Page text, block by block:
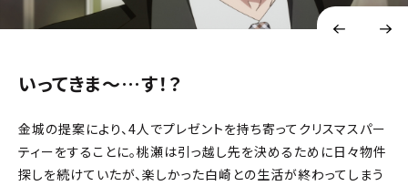
いってきま～…す！？
金城の提案により、4人でプレゼントを持ち寄ってクリスマスパー
ティーをすることに。桃瀬は引っ越し先を決めるために日々物件
探しを続けていたが、楽しかった白崎との生活が終わってしまう